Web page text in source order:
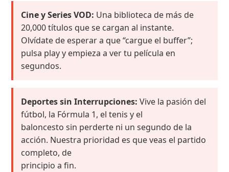
Cine y Series VOD: Una biblioteca de más de
20,000 títulos que se cargan al instante.
Olvídate de esperar a que “cargue el buffer”;
pulsa play y empieza a ver tu película en
segundos.
Deportes sin Interrupciones: Vive la pasión del
fútbol, la Fórmula 1, el tenis y el
baloncesto sin perderte ni un segundo de la
acción. Nuestra prioridad es que veas el partido
completo, de
principio a fin.